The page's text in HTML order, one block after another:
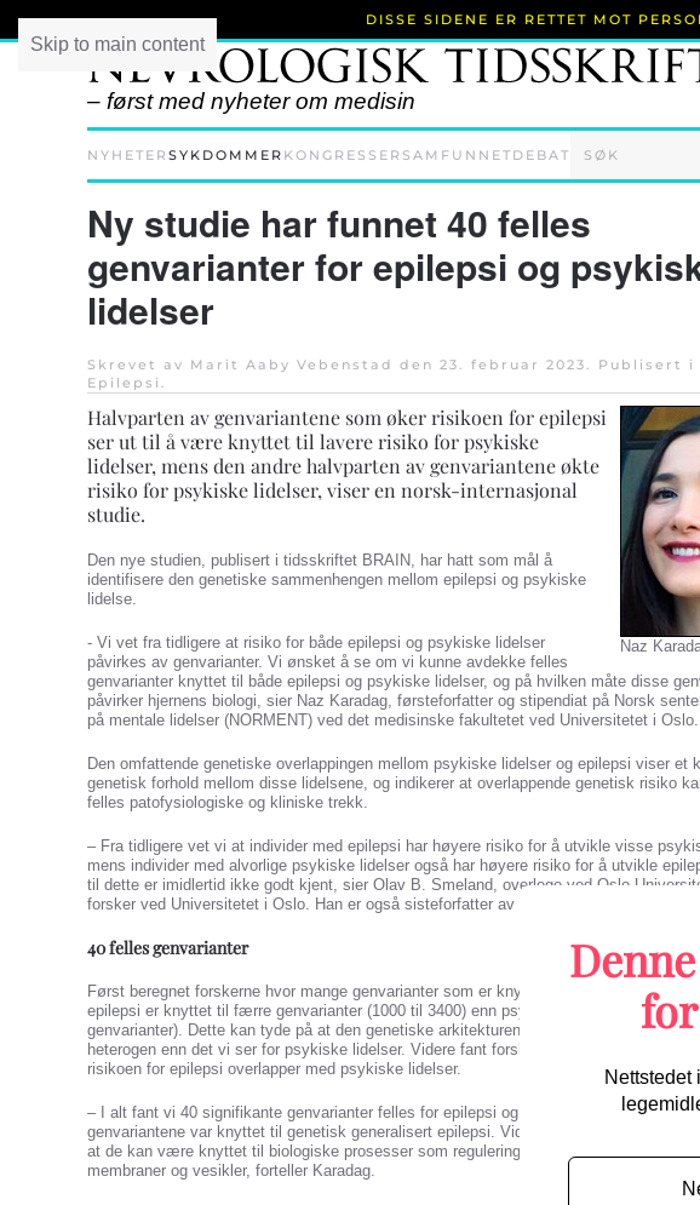
Skip to main content
– først med nyheter om medisin
NYHETER SYKDOMMER KONGRESSER SAMFUNNET DEBAT
DISSE SIDENE ER RETTET MOT
Ny studie har funnet 40 felles
genvarianter for epilepsi og
lidelser
Skrevet av Marit Aaby Vebenstad den 23. februar 2023. Publisert i
Epilepsi .
Naz
Halvparten av genvariantene som øker risikoen for epilepsi
ser ut til å være knyttet til lavere risiko for psykiske
lidelser, mens den andre halvparten av genvariantene økte
risiko for psykiske lidelser, viser en norsk-internasjonal
studie.
Den nye studien, publisert i tidsskriftet BRAIN, har hatt som mål å
identifisere den genetiske sammenhengen mellom epilepsi og psykiske
lidelse.
- Vi vet fra tidligere at risiko for både epilepsi og psykiske lidelser
påvirkes av genvarianter. Vi ønsket å se om vi kunne avdekke felles
genvarianter knyttet til både epilepsi og psykiske lidelser, og på hvilken måte disse
påvirker hjernens biologi, sier Naz Karadag, førsteforfatter og stipendiat på Norsk
på mentale lidelser (NORMENT) ved det medisinske fakultetet ved Universitetet i Oslo.
Den omfattende genetiske overlappingen mellom psykiske lidelser og epilepsi viser et
genetisk forhold mellom disse lidelsene, og indikerer at overlappende genetisk risiko
felles patofysiologiske og kliniske trekk.
– Fra tidligere vet vi at individer med epilepsi har høyere risiko for å utvikle visse
mens individer med alvorlige psykiske lidelser også har høyere risiko for å utvikle
til dette er imidlertid ikke godt kjent, sier Olav B. Smeland, overlege ved Oslo
forsker ved Universitetet i Oslo. Han er også sisteforfatter av artikkelen.
40 felles genvarianter
Først beregnet forskerne hvor mange genvarianter som er knyttet til hver tilstand, og
epilepsi er knyttet til færre genvarianter (1000 til 3400) enn psykiske lidelser (5600 til
genvarianter). Dette kan tyde på at den genetiske arkitekturen for epilepsi er mer
heterogen enn det vi ser for psykiske lidelser. Videre fant forskerne at en stor del av
risikoen for epilepsi overlapper med psykiske lidelser.
– I alt fant vi 40 signifikante genvarianter felles for epilepsi og psykiske lidelser. De
genvariantene var knyttet til genetisk generalisert epilepsi. Videre analyse av
at de kan være knyttet til biologiske prosesser som regulering av cellesyklus, og
membraner og vesikler, forteller Karadag.
Nettstedet